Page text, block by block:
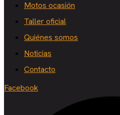
Motos ocasión
Taller oficial
Quiénes somos
Noticias
Contacto
Facebook